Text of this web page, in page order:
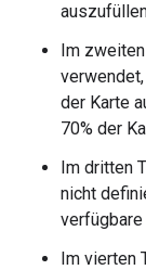
Im
der Karte
70% der
Im dritten
nicht
Im vierten